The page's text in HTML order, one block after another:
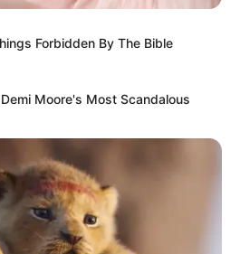
Forbidden By The Bible
Moore's Most Scandalous